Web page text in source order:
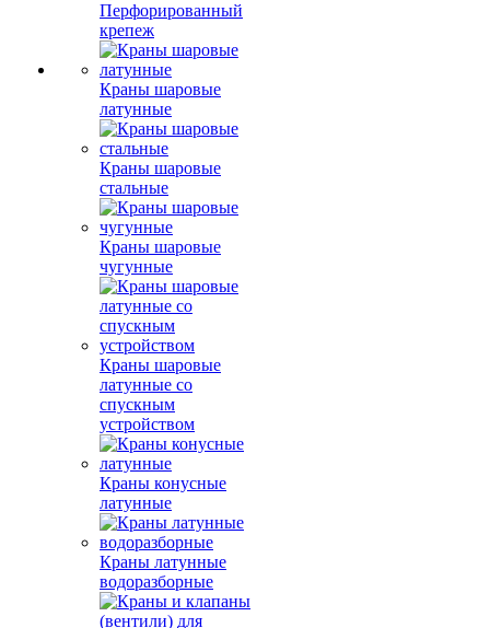
Перфорированный
крепеж
Краны шаровые
латунные
Краны шаровые
стальные
Краны шаровые
чугунные
Краны шаровые
латунные со
спускным
устройством
Краны конусные
латунные
Краны латунные
водоразборные